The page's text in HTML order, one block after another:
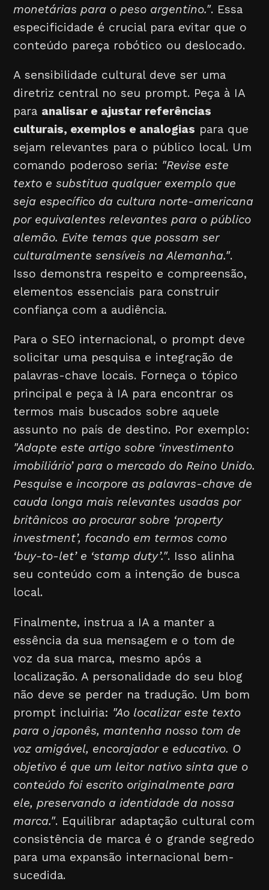
monetárias para o peso argentino.". Essa
especificidade é crucial para evitar que o
conteúdo pareça robótico ou deslocado.
A sensibilidade cultural deve ser uma
diretriz central no seu prompt. Peça à IA
para analisar e ajustar referências
culturais, exemplos e analogias para que
sejam relevantes para o público local. Um
comando poderoso seria: "Revise este
texto e substitua qualquer exemplo que
seja específico da cultura norte-americana
por equivalentes relevantes para o público
alemão. Evite temas que possam ser
culturalmente sensíveis na Alemanha.".
Isso demonstra respeito e compreensão,
elementos essenciais para construir
confiança com a audiência.
Para o SEO internacional, o prompt deve
solicitar uma pesquisa e integração de
palavras-chave locais. Forneça o tópico
principal e peça à IA para encontrar os
termos mais buscados sobre aquele
assunto no país de destino. Por exemplo:
"Adapte este artigo sobre ‘investimento
imobiliário’ para o mercado do Reino Unido.
Pesquise e incorpore as palavras-chave de
cauda longa mais relevantes usadas por
britânicos ao procurar sobre ‘property
investment’, focando em termos como
‘buy-to-let’ e ‘stamp duty’.". Isso alinha
seu conteúdo com a intenção de busca
local.
Finalmente, instrua a IA a manter a
essência da sua mensagem e o tom de
voz da sua marca, mesmo após a
localização. A personalidade do seu blog
não deve se perder na tradução. Um bom
prompt incluiria: "Ao localizar este texto
para o japonês, mantenha nosso tom de
voz amigável, encorajador e educativo. O
objetivo é que um leitor nativo sinta que o
conteúdo foi escrito originalmente para
ele, preservando a identidade da nossa
marca.". Equilibrar adaptação cultural com
consistência de marca é o grande segredo
para uma expansão internacional bem-
sucedida.